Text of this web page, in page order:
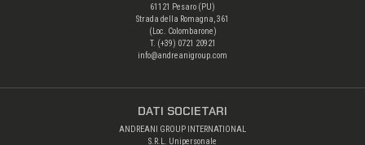
61121 Pesaro (PU)
Strada della Romagna, 361
(Loc. Colombarone)
T. (+39) 0721 20921
info@andreanigroup.com
DATI SOCIETARI
ANDREANI GROUP INTERNATIONAL
S.R.L. Unipersonale